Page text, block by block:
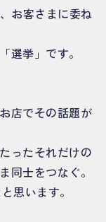
お客さまに委ね
選挙」です。
店でその話題が
ったそれだけの
同士をつなぐ。
思います。